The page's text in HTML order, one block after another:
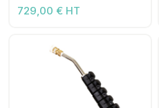
729,00 € HT